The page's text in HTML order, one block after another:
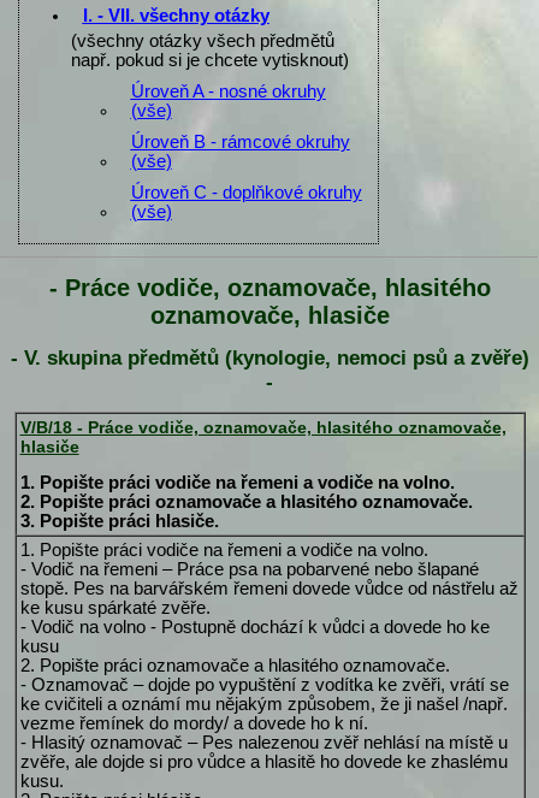
I. - VII. všechny otázky
(všechny otázky všech předmětů
např. pokud si je chcete vytisknout)
Úroveň A - nosné okruhy
(vše)
Úroveň B - rámcové okruhy
(vše)
Úroveň C - doplňkové okruhy
(vše)
- Práce vodiče, oznamovače, hlasitého
oznamovače, hlasiče
- V. skupina předmětů (kynologie, nemoci psů a zvěře)
-
V/B/18 - Práce vodiče, oznamovače, hlasitého oznamovače,
hlasiče
1. Popište práci vodiče na řemeni a vodiče na volno.
2. Popište práci oznamovače a hlasitého oznamovače.
3. Popište práci hlasiče.
1. Popište práci vodiče na řemeni a vodiče na volno.
- Vodič na řemeni – Práce psa na pobarvené nebo šlapané
stopě. Pes na barvářském řemeni dovede vůdce od nástřelu až
ke kusu spárkaté zvěře.
- Vodič na volno - Postupně dochází k vůdci a dovede ho ke
kusu
2. Popište práci oznamovače a hlasitého oznamovače.
- Oznamovač – dojde po vypuštění z vodítka ke zvěři, vrátí se
ke cvičiteli a oznámí mu nějakým způsobem, že ji našel /např.
vezme řemínek do mordy/ a dovede ho k ní.
- Hlasitý oznamovač – Pes nalezenou zvěř nehlásí na místě u
zvěře, ale dojde si pro vůdce a hlasitě ho dovede ke zhaslému
kusu.